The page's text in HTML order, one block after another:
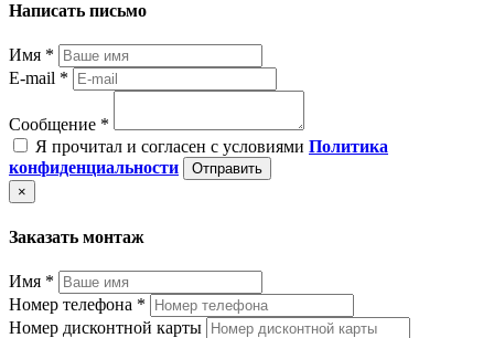
Написать письмо
Имя *
E-mail *
Сообщение *
Я прочитал и согласен с условиями Политика
конфиденциальности
Отправить
×
Заказать монтаж
Имя *
Номер телефона *
Номер дисконтной карты